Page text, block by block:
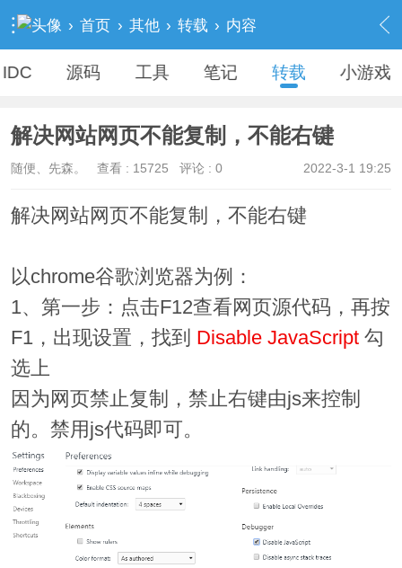
› 首页 › 其他 › 转载 › 内容
IDC 源码 工具 笔记 转载 小游戏
解决网站网页不能复制，不能右键
2022-3-1 19:25
随便、先森。 查看 : 15725 评论 : 0
解决网站网页不能复制，不能右键
以chrome谷歌浏览器为例：
1、第一步：点击F12查看网页源代码，再按
F1，出现设置，找到 Disable JavaScript勾
选上
因为网页禁止复制，禁止右键由js来控制
的。禁用js代码即可。